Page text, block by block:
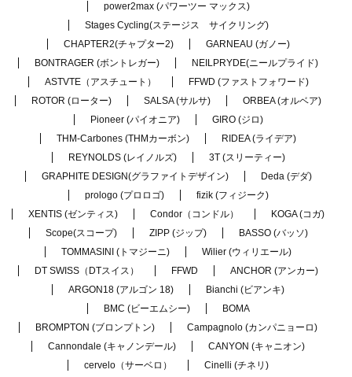
power2max (パワーツー マックス)
Stages Cycling(ステージス サイクリング)
CHAPTER2(チャプター2)
GARNEAU (ガノー)
BONTRAGER (ボントレガー)
NEILPRYDE(ニールプライド)
ASTVTE（アスチュート）
FFWD (ファストフォワード)
ROTOR (ローター)
SALSA (サルサ)
ORBEA (オルベア)
Pioneer (パイオニア)
GIRO (ジロ)
THM-Carbones (THMカーボン)
RIDEA (ライデア)
REYNOLDS (レイノルズ)
3T (スリーティー)
GRAPHITE DESIGN(グラファイトデザイン)
Deda (デダ)
prologo (プロロゴ)
fizik (フィジーク)
XENTIS (ゼンティス)
Condor（コンドル）
KOGA (コガ)
Scope(スコープ)
ZIPP (ジップ)
BASSO (バッソ)
TOMMASINI (トマジーニ)
Wilier (ウィリエール)
DT SWISS（DTスイス）
FFWD
ANCHOR (アンカー)
ARGON18 (アルゴン 18)
Bianchi (ビアンキ)
BMC (ビーエムシー)
BOMA
BROMPTON (ブロンプトン)
Campagnolo (カンパニョーロ)
Cannondale (キャノンデール)
CANYON (キャニオン)
cervelo（サーベロ）
Cinelli (チネリ)